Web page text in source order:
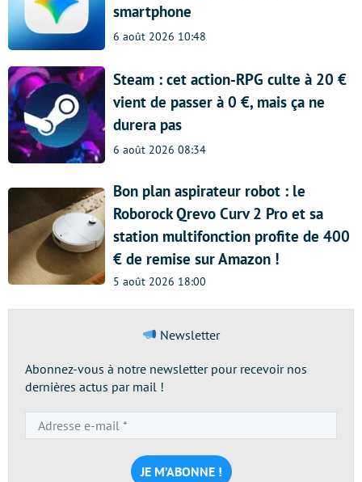
smartphone
6 août 2026 10:48
Steam : cet action-RPG culte à 20 €
vient de passer à 0 €, mais ça ne
durera pas
6 août 2026 08:34
Bon plan aspirateur robot : le
Roborock Qrevo Curv 2 Pro et sa
station multifonction profite de 400
€ de remise sur Amazon !
5 août 2026 18:00
Newsletter
Abonnez-vous à notre newsletter pour recevoir nos
dernières actus par mail !
e-
mail
*